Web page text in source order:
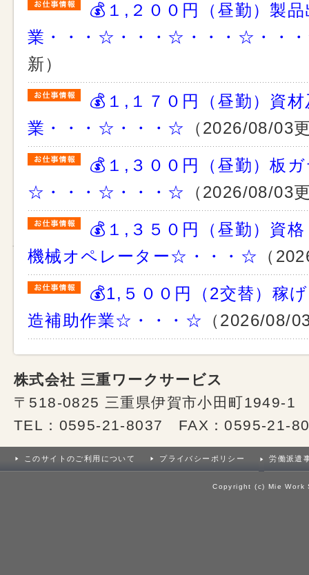
💰１,２００円（昼勤）製
業・・・☆・・・☆・・・☆・・
新）
💰１,１７０円（昼勤）資
業・・・☆・・・☆ （2026/08/03
💰１,３００円（昼勤）板
☆・・・☆・・・☆ （2026/08/03
💰１,３５０円（昼勤）資
機械オペレーター☆・・・☆ （
💰1,５００円（2交替）稼
造補助作業☆・・・☆ （2026/08/
株式会社 三重ワークサービス
〒518-0825 三重県伊賀市小田町1949-1
TEL：0595-21-8037 FAX：0595-21-
このサイトのご利用について プライバシーポリシー 労働派遣
Copyright (c) Mie